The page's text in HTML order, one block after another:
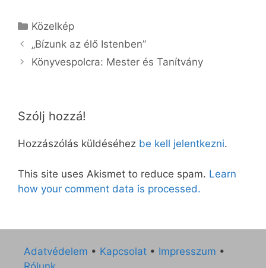
Kategória
Közelkép
„Bízunk az élő Istenben”
Könyvespolcra: Mester és Tanítvány
Szólj hozzá!
Hozzászólás küldéséhez be kell jelentkezni.
This site uses Akismet to reduce spam. Learn
how your comment data is processed.
Adatvédelem • Kapcsolat • Impresszum •